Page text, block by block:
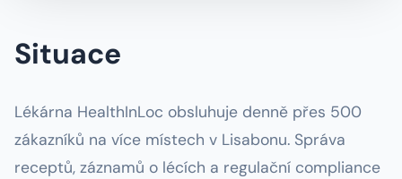
Situace
Lékárna HealthInLoc obsluhuje denně přes 500
zákazníků na více místech v Lisabonu. Správa
receptů, záznamů o lécích a regulační compliance